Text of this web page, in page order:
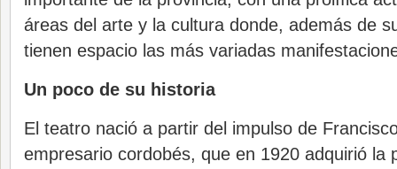
áreas del arte y la cultura donde, además de
tienen espacio las más variadas
Un poco de su historia
El teatro nació a partir del impulso de
empresario cordobés, que en 1920 adquirió la